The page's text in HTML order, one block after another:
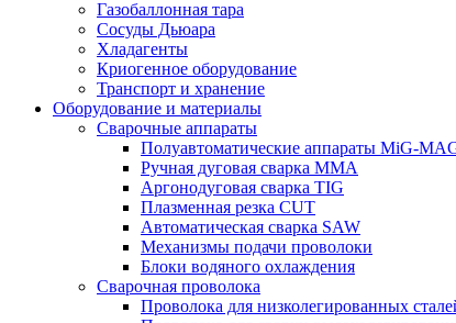
Газобаллонная тара
Сосуды Дьюара
Хладагенты
Криогенное оборудование
Транспорт и хранение
Оборудование и материалы
Сварочные аппараты
Полуавтоматические аппараты MiG-
Ручная дуговая сварка MMA
Аргонодуговая сварка TIG
Плазменная резка CUT
Автоматическая сварка SAW
Механизмы подачи проволоки
Блоки водяного охлаждения
Сварочная проволока
Проволока для низколегированных